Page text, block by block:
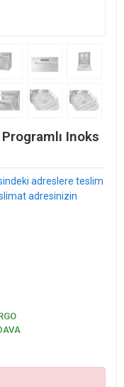
Inoks
adreslere teslim
adresinizin